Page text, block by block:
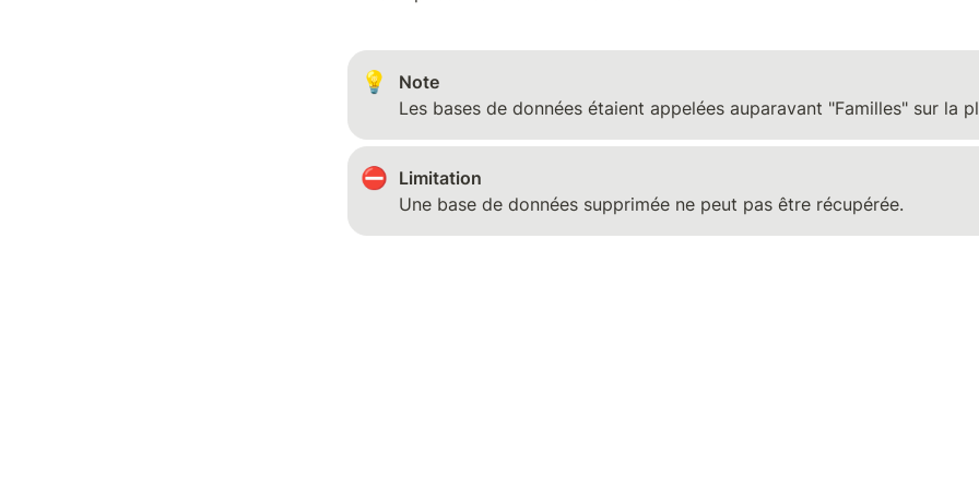
💡
Les bases de données étaient appelées auparavant "Familles" sur la
⛔
Une base de données supprimée ne peut pas être récupérée.